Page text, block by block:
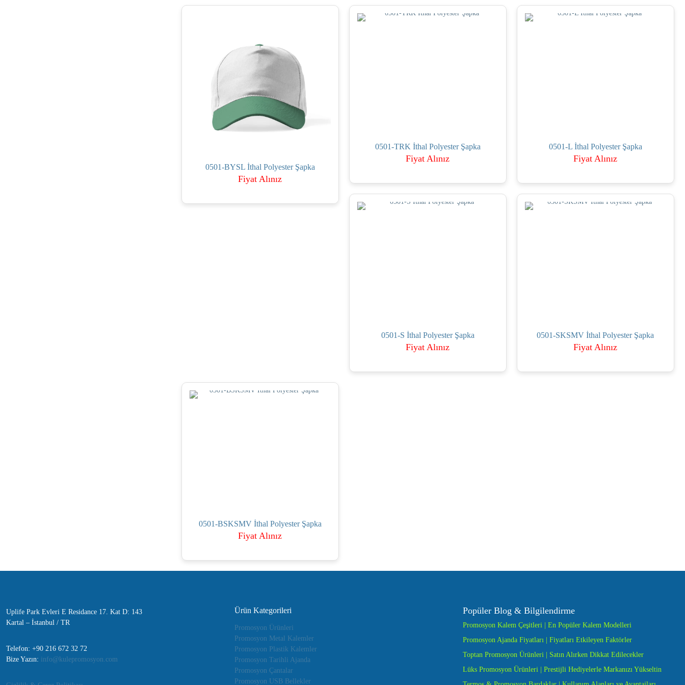
0501-BYSL İthal Polyester Şapka
Fiyat Alınız
0501-TRK İthal Polyester Şapka
Fiyat Alınız
0501-L İthal Polyester Şapka
Fiyat Alınız
0501-S İthal Polyester Şapka
Fiyat Alınız
0501-SKSMV İthal Polyester Şapka
Fiyat Alınız
0501-BSKSMV İthal Polyester Şapka
Fiyat Alınız
Uplife Park Evleri E Residance 17. Kat D: 143
Kartal – İstanbul / TR
Telefon: +90 216 672 32 72
Bize Yazın: info@kulepromosyon.com
Ürün Kategorileri
Promosyon Ürünleri
Promosyon Metal Kalemler
Promosyon Plastik Kalemler
Promosyon Tarihli Ajanda
Promosyon Çantalar
Promosyon USB Bellekler
Popüler Blog & Bilgilendirme
Promosyon Kalem Çeşitleri | En Popüler Kalem Modelleri
Promosyon Ajanda Fiyatları | Fiyatları Etkileyen Faktörler
Toptan Promosyon Ürünleri | Satın Alırken Dikkat Edilecekler
Lüks Promosyon Ürünleri | Prestijli Hediyelerle Markanızı Yükseltin